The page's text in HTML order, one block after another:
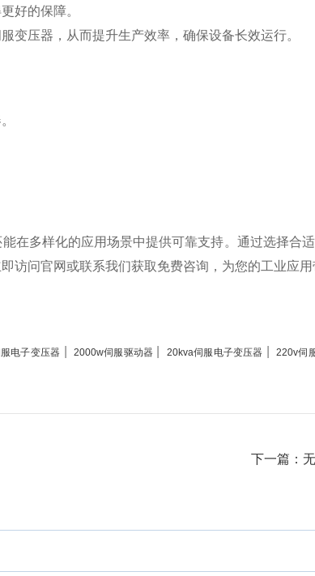
好的保障。
压器，从而提升生产效率，确保设备长效运行。
在多样化的应用场景中提供可靠支持。通过选择合
问官网或联系我们获取免费咨询，为您的工业应用
电子变压器 | 2000w伺服驱动器 | 20kva伺服电子变压器 |220v伺
下一篇：